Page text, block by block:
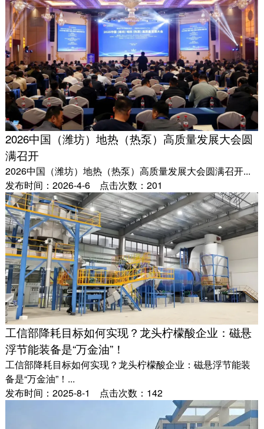
2026中国（潍坊）地热（热泵）高质量发展大会圆
满召开
2026中国（潍坊）地热（热泵）高质量发展大会圆满召开...
发布时间：2026-4-6 点击次数：201
工信部降耗目标如何实现？龙头柠檬酸企业：磁悬
浮节能装备是“万金油”！
工信部降耗目标如何实现？龙头柠檬酸企业：磁悬浮节能装
备是“万金油”！...
发布时间：2025-8-1 点击次数：142